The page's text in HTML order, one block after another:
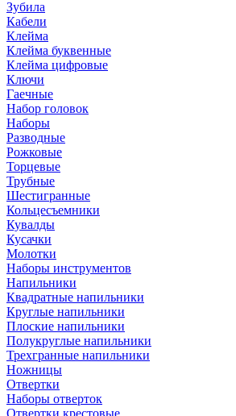
Зубила
Кабели
Клейма
Клейма буквенные
Клейма цифровые
Ключи
Гаечные
Набор головок
Наборы
Разводные
Рожковые
Торцевые
Трубные
Шестигранные
Кольцесъемники
Кувалды
Кусачки
Молотки
Наборы инструментов
Напильники
Квадратные напильники
Круглые напильники
Плоские напильники
Полукруглые напильники
Трехгранные напильники
Ножницы
Отвертки
Наборы отверток
Отвертки крестовые